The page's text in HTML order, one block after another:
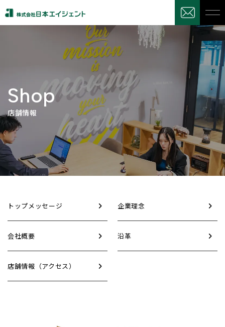
Shop
店舗情報
トップメッセージ 企業理念
会社概要 沿革
店舗情報（アクセス）